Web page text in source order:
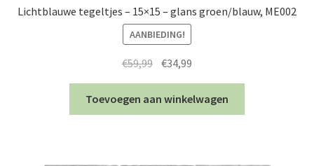
Lichtblauwe tegeltjes – 15×15 – glans groen/blauw, ME002
AANBIEDING!
€59,99 Oorspronkelijke
was:
€59,99.
€34,99
is:
€34,99.
Toevoegen aan winkelwagen